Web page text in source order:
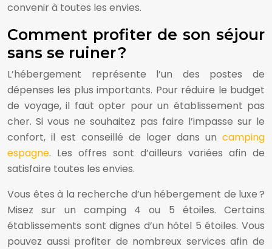
convenir à toutes les envies.
Comment profiter de son séjour
sans se ruiner ?
L’hébergement représente l’un des postes de
dépenses les plus importants. Pour réduire le budget
de voyage, il faut opter pour un établissement pas
cher. Si vous ne souhaitez pas faire l’impasse sur le
confort, il est conseillé de loger dans un camping
espagne. Les offres sont d’ailleurs variées afin de
satisfaire toutes les envies.
Vous êtes à la recherche d’un hébergement de luxe ?
Misez sur un camping 4 ou 5 étoiles. Certains
établissements sont dignes d’un hôtel 5 étoiles. Vous
pouvez aussi profiter de nombreux services afin de